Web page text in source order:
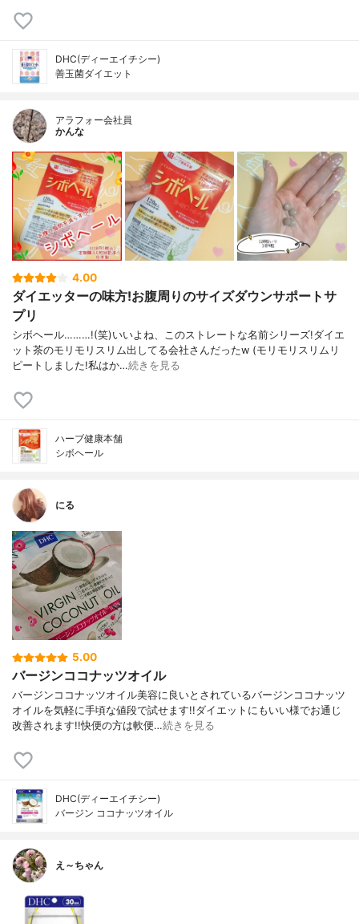
DHC(ディーエイチシー)
善玉菌ダイエット
アラフォー会社員
かんな
4.00
ダイエッターの味方!お腹周りのサイズダウンサポートサ
プリ
シボヘール………!(笑)いいよね、このストレートな名前シリーズ!ダイエ
ット茶のモリモリスリム出してる会社さんだったw (モリモリスリムリ
ピートしました!私はか…続きを見る
ハーブ健康本舗
シボヘール
にる
5.00
バージンココナッツオイル
バージンココナッツオイル美容に良いとされているバージンココナッツ
オイルを気軽に手頃な値段で試せます!!ダイエットにもいい様でお通じ
改善されます!!快便の方は軟便…続きを見る
DHC(ディーエイチシー)
バージン ココナッツオイル
え～ちゃん